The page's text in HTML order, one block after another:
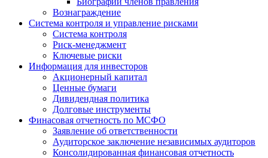
Вознаграждение
Система контроля и управление рисками
Система контроля
Риск-менеджмент
Ключевые риски
Информация для инвесторов
Акционерный капитал
Ценные бумаги
Дивидендная политика
Долговые инструменты
Финасовая отчетность по МСФО
Заявление об ответственности
Аудиторское заключение независимых аудиторов
Консолидированная финансовая отчетность